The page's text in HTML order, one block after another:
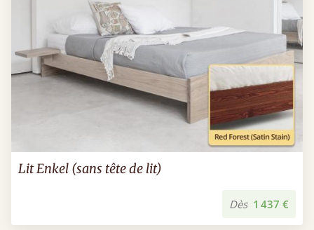
Lit Enkel (sans tête de lit)
Dès 1 437 €